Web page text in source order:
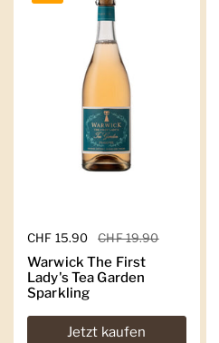
Regulärer Preis
CHF 15.90 Sale-Preis
CHF 19.90
Warwick The First
Lady's Tea Garden
Sparkling
Jetzt kaufen